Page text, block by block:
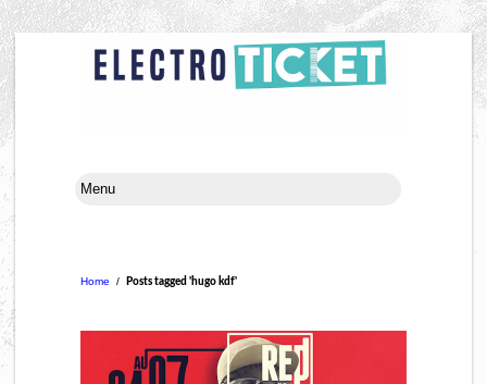
Home / Posts tagged 'hugo kdf'